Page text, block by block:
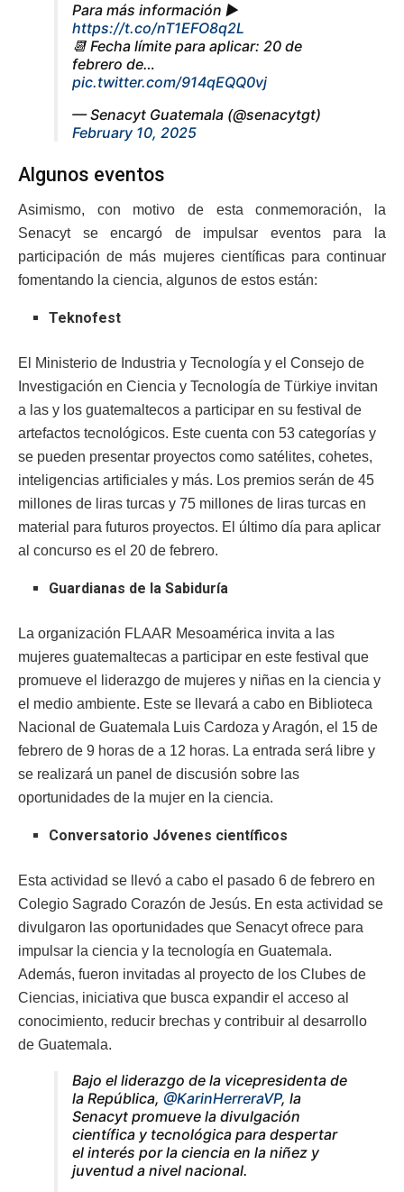
Para más información ▶
https://t.co/nT1EFO8q2L
📆 Fecha límite para aplicar: 20 de
febrero de…
pic.twitter.com/914qEQQ0vj
— Senacyt Guatemala (@senacytgt)
February 10, 2025
Algunos eventos
Asimismo, con motivo de esta conmemoración, la
Senacyt se encargó de impulsar eventos para la
participación de más mujeres científicas para continuar
fomentando la ciencia, algunos de estos están:
Teknofest
El Ministerio de Industria y Tecnología y el Consejo de
Investigación en Ciencia y Tecnología de Türkiye invitan
a las y los guatemaltecos a participar en su festival de
artefactos tecnológicos. Este cuenta con 53 categorías y
se pueden presentar proyectos como satélites, cohetes,
inteligencias artificiales y más. Los premios serán de 45
millones de liras turcas y 75 millones de liras turcas en
material para futuros proyectos. El último día para aplicar
al concurso es el 20 de febrero.
Guardianas de la Sabiduría
La organización FLAAR Mesoamérica invita a las
mujeres guatemaltecas a participar en este festival que
promueve el liderazgo de mujeres y niñas en la ciencia y
el medio ambiente. Este se llevará a cabo en Biblioteca
Nacional de Guatemala Luis Cardoza y Aragón, el 15 de
febrero de 9 horas de a 12 horas. La entrada será libre y
se realizará un panel de discusión sobre las
oportunidades de la mujer en la ciencia.
Conversatorio Jóvenes científicos
Esta actividad se llevó a cabo el pasado 6 de febrero en
Colegio Sagrado Corazón de Jesús. En esta actividad se
divulgaron las oportunidades que Senacyt ofrece para
impulsar la ciencia y la tecnología en Guatemala.
Además, fueron invitadas al proyecto de los Clubes de
Ciencias, iniciativa que busca expandir el acceso al
conocimiento, reducir brechas y contribuir al desarrollo
de Guatemala.
Bajo el liderazgo de la vicepresidenta de
la República, @KarinHerreraVP, la
Senacyt promueve la divulgación
científica y tecnológica para despertar
el interés por la ciencia en la niñez y
juventud a nivel nacional.